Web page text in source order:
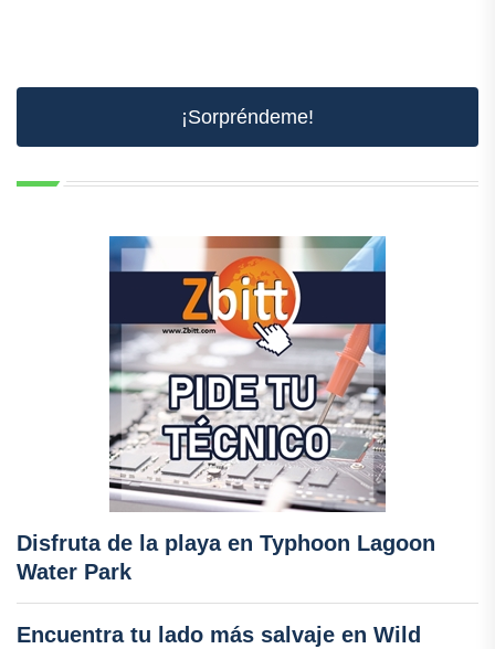
¡Sorpréndeme!
Disfruta de la playa en Typhoon Lagoon
Water Park
Encuentra tu lado más salvaje en Wild